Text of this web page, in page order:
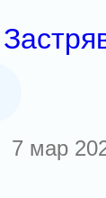
7 мар